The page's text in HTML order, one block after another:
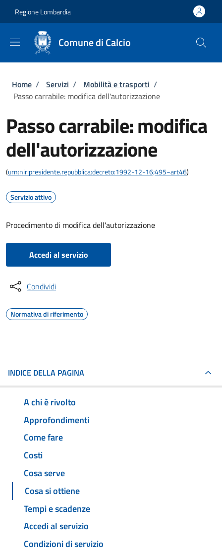
Regione Lombardia
Comune di Calcio
Briciole di pane
Home / Servizi / Mobilità e trasporti /
Passo carrabile: modifica dell'autorizzazione
Passo carrabile: modifica
dell'autorizzazione
(urn:nir:presidente.repubblica:decreto:1992-12-16;495~art46)
Servizio attivo
Procedimento di modifica dell'autorizzazione
Accedi al servizio
Condividi
Normativa di riferimento
INDICE DELLA PAGINA
A chi è rivolto
Approfondimenti
Come fare
Costi
Cosa serve
Cosa si ottiene
Tempi e scadenze
Accedi al servizio
Condizioni di servizio